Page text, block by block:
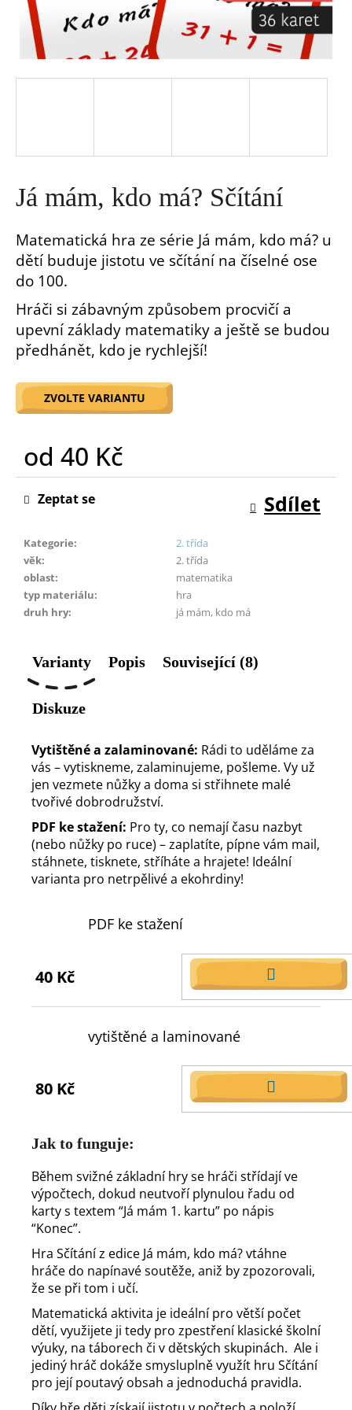
Já mám, kdo má? Sčítání
Matematická hra ze série Já mám, kdo má? u
dětí buduje jistotu ve sčítání na číselné ose
do 100.
Hráči si zábavným způsobem procvičí a
upevní základy matematiky a ještě se budou
předhánět, kdo je rychlejší!
ZVOLTE VARIANTU
od 40 Kč
Měrná
cena:
Kategorie:
2. třída
věk:
2. třída
oblast:
matematika
typ materiálu:
hra
druh hry: já mám, kdo má
Zeptat se Sdílet
Varianty Popis Související (8)
Diskuze
Vytištěné a zalaminované: Rádi to uděláme za
vás – vytiskneme, zalaminujeme, pošleme. Vy už
jen vezmete nůžky a doma si střihnete malé
tvořivé dobrodružství.
PDF ke stažení: Pro ty, co nemají času nazbyt
(nebo nůžky po ruce) – zaplatíte, pípne vám mail,
stáhnete, tisknete, stříháte a hrajete! Ideální
varianta pro netrpělivé a ekohrdiny!
PDF ke stažení
40 Kč
DO
KOŠÍKU
vytištěné a laminované
80 Kč
DO
KOŠÍKU
Jak to funguje:
Během svižné základní hry se hráči střídají ve
výpočtech, dokud neutvoří plynulou řadu od
karty s textem “Já mám 1. kartu” po nápis
“Konec”.
Hra Sčítání z edice Já mám, kdo má? vtáhne
hráče do napínavé soutěže, aniž by zpozorovali,
že se při tom i učí.
Matematická aktivita je ideální pro větší počet
dětí, využijete ji tedy pro zpestření klasické školní
výuky, na táborech či v dětských skupinách. Ale i
jediný hráč dokáže smysluplně využít hru Sčítání
pro její poutavý obsah a jednoduchá pravidla.
t
HLEDAT
D
o
p
o
r
u
č